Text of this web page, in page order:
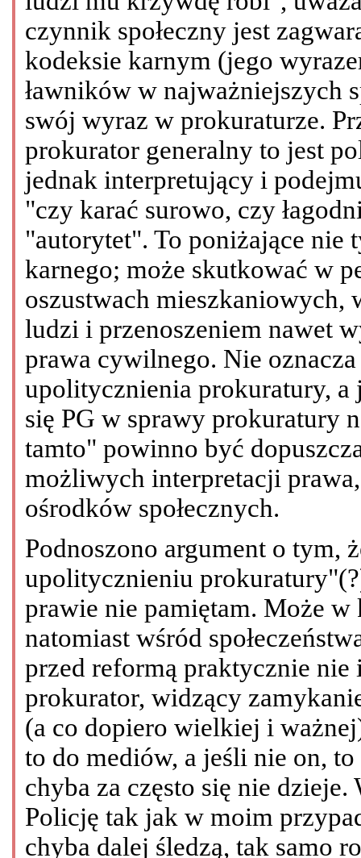
czynnik społeczny jest
kodeksie karnym (jego
ławników w najważniejszych
swój wyraz w prokuraturze.
prokurator generalny to jest
jednak interpretujący i
"czy karać surowo, czy
"autorytet". To poniżające nie
karnego; może skutkować w
oszustwach mieszkaniowych,
ludzi i przenoszeniem nawet
prawa cywilnego. Nie
upolitycznienia prokuratury, a
się PG w sprawy prokuratury
tamto" powinno być
możliwych interpretacji
ośrodków społecznych.
Podnoszono argument o tym,
upolitycznieniu
prawie nie pamiętam. Może
natomiast wśród
przed reformą praktycznie nie
prokurator, widzący
(a co dopiero wielkiej i
to do mediów, a jeśli nie on,
chyba za często się nie
Policję tak jak w moim
chyba dalej śledzą, tak samo